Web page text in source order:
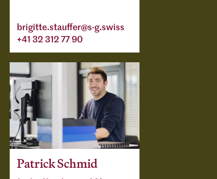
brigitte.stauffer@s-g.swiss
+41 32 312 77 90
Patrick Schmid